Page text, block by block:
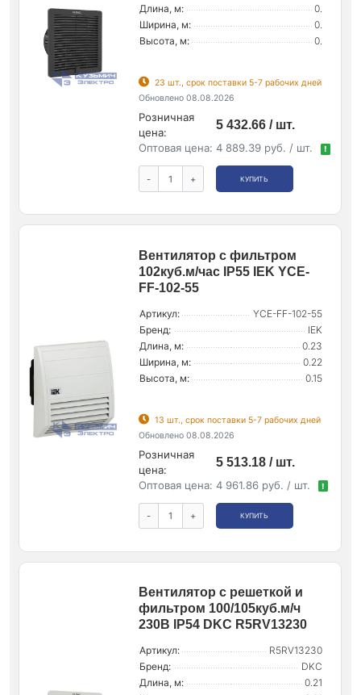
Длина, м:
0.
Ширина, м:
0.
Высота, м:
0.
23 шт., срок поставки 5-7 рабочих дней
Обновлено 08.08.2026
Розничная
цена:
5 432.66 / шт.
Оптовая цена: 4 889.39 руб. / шт. !
- + КУПИТЬ
Вентилятор с фильтром
102куб.м/час IP55 IEK YCE-
FF-102-55
Артикул:
YCE-FF-102-55
Бренд:
IEK
Длина, м:
0.23
Ширина, м:
0.22
Высота, м:
0.15
13 шт., срок поставки 5-7 рабочих дней
Обновлено 08.08.2026
Розничная
цена:
5 513.18 / шт.
Оптовая цена: 4 961.86 руб. / шт. !
- + КУПИТЬ
Вентилятор c решеткой и
фильтром 100/105куб.м/ч
230В IP54 DKC R5RV13230
Артикул:
R5RV13230
Бренд:
DKC
Длина, м:
0.21